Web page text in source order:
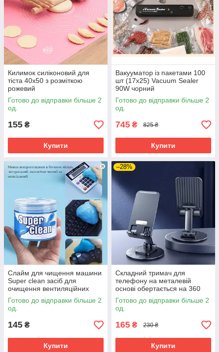
Килимок силіконовий для
тіста 40х50 з розміткою
рожевий
Готово до відправки більше 2
од.
155 ₴
Купити
Вакууматор із пакетами 100
шт (17х25) Vacuum Sealer
90W чорний
Готово до відправки більше 2
од.
745 ₴ 825 ₴
Купити
Слайм для чищення машини
Super clean засіб для
очищення вентиляційних
отворів авто, клавіатури,
ноутбуків 200гр
Готово до відправки більше 2
од.
145 ₴
Купити
–28%
Складний тримач для
телефону на металевій
основі обертається на 360
градусів настільна підставка
чорна
Готово до відправки більше 2
од.
165 ₴ 230 ₴
Купити